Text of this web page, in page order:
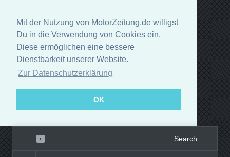
Mit der Nutzung von MotorZeitung.de willigst
Du in die Verwendung von Cookies ein.
Diese ermöglichen eine bessere
Dienstbarkeit unserer Website.
Zur Datenschutzerklärung
OK